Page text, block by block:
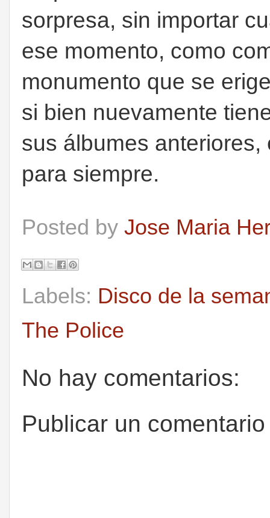
sorpresa, sin importar
ese momento, como
monumento que se
si bien nuevamente
sus álbumes
para siempre.
Posted by Jose Maria
Labels: Disco de la
The Police
No hay comentarios:
Publicar un comentario